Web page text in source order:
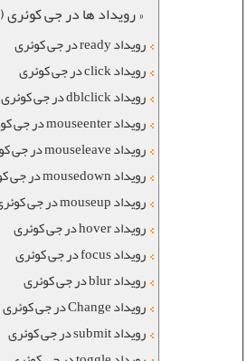
« رویداد ها در جی کوئری (Events) »
رویداد ready در جی کوئری
رویداد click در جی کوئری
رویداد dblclick در جی کوئری
رویداد mouseenter در جی کوئری
رویداد mouseleave در جی کوئری
رویداد mousedown در جی کوئری
رویداد mouseup در جی کوئری
رویداد hover در جی کوئری
رویداد focus در جی کوئری
رویداد blur در جی کوئری
رویداد Change در جی کوئری
رویداد submit در جی کوئری